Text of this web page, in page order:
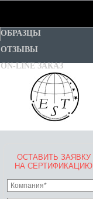
ОБРАЗЦЫ
ОТЗЫВЫ
ON-LINE ЗАКАЗ
ОСТАВИТЬ ЗАЯВКУ
НА СЕРТИФИКАЦИЮ